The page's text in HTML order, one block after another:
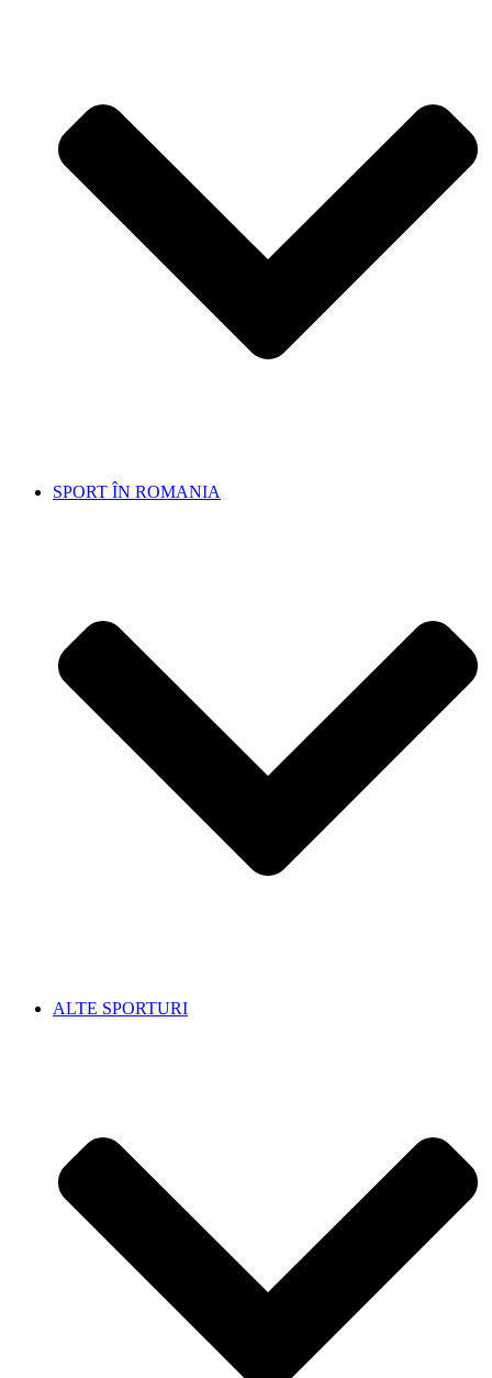
SPORT ÎN ROMANIA
ALTE SPORTURI